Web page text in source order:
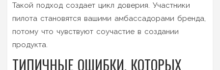
Такой подход создает цикл доверия. Участники
пилота становятся вашими амбассадорами бренда,
потому что чувствуют соучастие в создании
продукта.
ТИПИЧНЫЕ ОШИБКИ, КОТОРЫХ